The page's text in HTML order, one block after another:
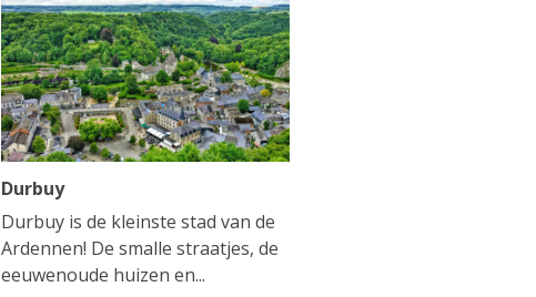
Durbuy
Durbuy is de kleinste stad van de
Ardennen! De smalle straatjes, de
eeuwenoude huizen en...